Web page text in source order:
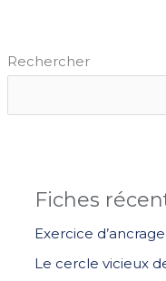
Rechercher
Fiches
Exercice
Le cercle vicieux